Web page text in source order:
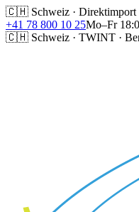
🇨🇭 Schweiz · Direktimport
+41 78 800 10 25Mo–Fr
🇨🇭 Schweiz · TWINT ·